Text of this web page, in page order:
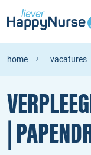
home vacatures
|